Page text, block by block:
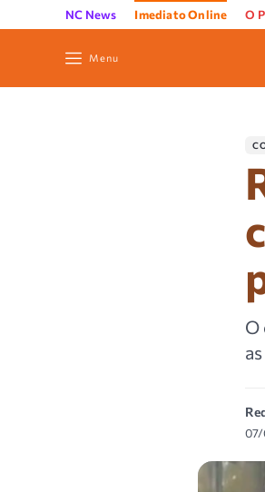
NC News Imediato Online O
Menu
O
07/